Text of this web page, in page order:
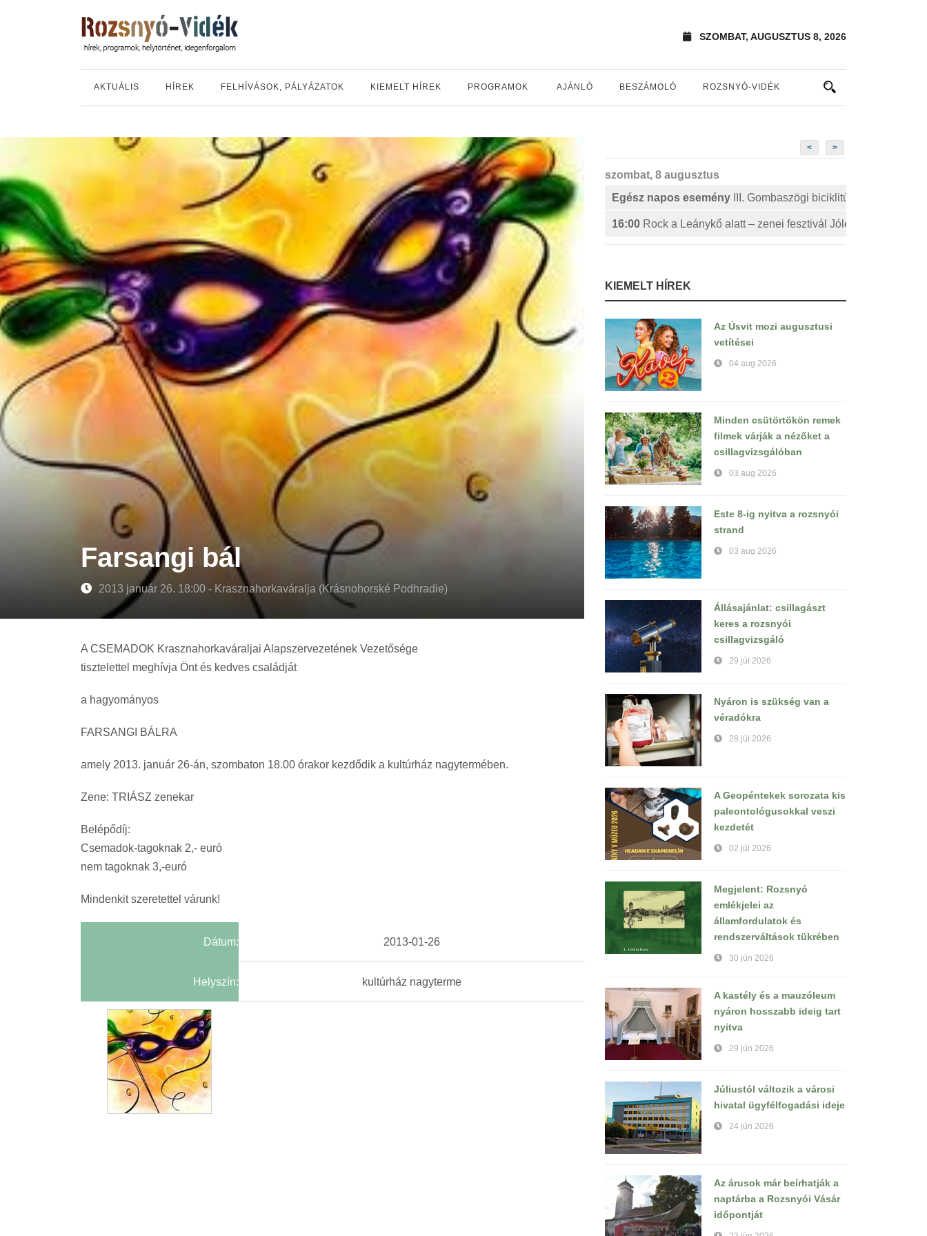
SZOMBAT, AUGUSZTUS 8, 2026
AKTUÁLIS HÍREK FELHÍVÁSOK, PÁLYÁZATOK KIEMELT HÍREK PROGRAMOK AJÁNLÓ BESZÁMOLÓ ROZSNYÓ-VIDÉK
Farsangi bál
2013 január 26. 18:00 - Krasznahorkaváralja (Krásnohorské Podhradie)
A CSEMADOK Krasznahorkaváraljai Alapszervezetének Vezetősége
tisztelettel meghívja Önt és kedves családját
a hagyományos
FARSANGI BÁLRA
amely 2013. január 26-án, szombaton 18.00 órakor kezdődik a kultúrház nagytermében.
Zene: TRIÁSZ zenekar
Belépődíj:
Csemadok-tagoknak 2,- euró
nem tagoknak 3,-euró
Mindenkit szeretettel várunk!
Dátum: 2013-01-26
Helyszín: kultúrház nagyterme
< >
szombat, 8 augusztus
Egész napos esemény
III. Gombaszögi biciklitúra
16:00 Rock a Leánykő alatt – zenei fesztivál Jólészen
KIEMELT HÍREK
Az Úsvit mozi augusztusi
vetítései
04 aug 2026
Minden csütörtökön remek
filmek várják a nézőket a
csillagvizsgálóban
03 aug 2026
Este 8-ig nyitva a rozsnyói
strand
03 aug 2026
Állásajánlat: csillagászt
keres a rozsnyói
csillagvizsgáló
29 júl 2026
Nyáron is szükség van a
véradókra
28 júl 2026
A Geopéntekek sorozata kis
paleontológusokkal veszi
kezdetét
02 júl 2026
Megjelent: Rozsnyó
emlékjelei az
államfordulatok és
rendszerváltások tükrében
30 jún 2026
A kastély és a mauzóleum
nyáron hosszabb ideig tart
nyitva
29 jún 2026
Júliustól változik a városi
hivatal ügyfélfogadási ideje
24 jún 2026
Az árusok már beírhatják a
naptárba a Rozsnyói Vásár
időpontját